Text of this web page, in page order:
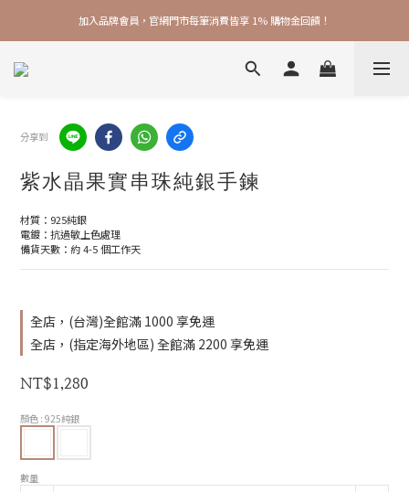
加入品牌會員，官網門市每筆消費皆享 1% 購物金回饋！
加入品牌會員，官網門市每筆消費皆享 1% 購物金回饋！
線上線下皆可累積 & 折抵購物金，再送 $50 入會禮
分享到
紫水晶果實串珠純銀手鍊
材質：925純銀
電鍍：抗過敏上色處理
備貨天數：約 4-5 個工作天
全店，(台灣)全館滿 1000 享免運
全店，(指定海外地區) 全館滿 2200 享免運
NT$1,280
顏色 : 925純銀
數量